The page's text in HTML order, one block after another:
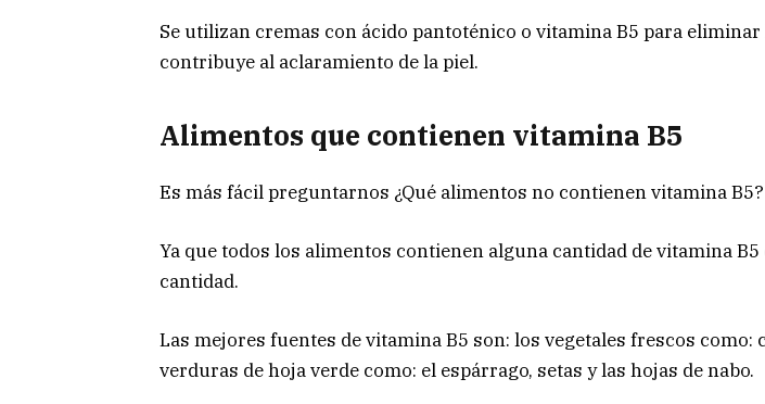
Se utilizan cremas con ácido pantoténico o vitamina B5 para eliminar
contribuye al aclaramiento de la piel.
Alimentos que contienen vitamina B5
Es más fácil preguntarnos ¿Qué alimentos no contienen vitamina B5?
Ya que todos los alimentos contienen alguna cantidad de vitamina
cantidad.
Las mejores fuentes de vitamina B5 son: los vegetales frescos como:
verduras de hoja verde como: el espárrago, setas y las hojas de nabo.